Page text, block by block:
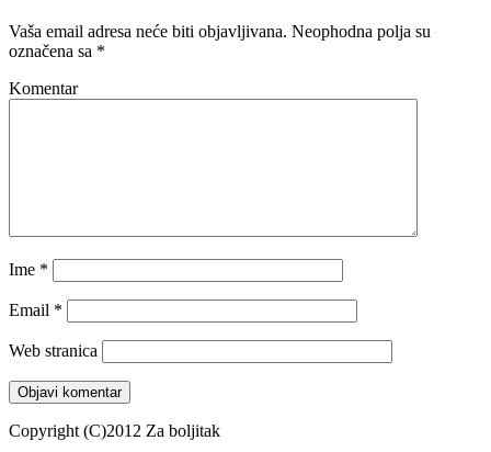
Vaša email adresa neće biti objavljivana. Neophodna polja su
označena sa *
Komentar
Ime *
Email *
Web stranica
Copyright (C)2012 Za boljitak